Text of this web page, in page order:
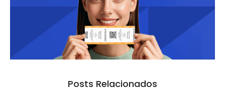
Posts Relacionados